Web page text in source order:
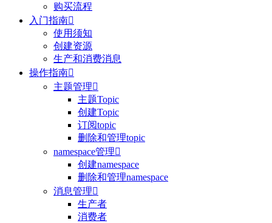
购买流程
入门指南
使用须知
创建资源
生产和消费消息
操作指南
主题管理
主题Topic
创建Topic
订阅topic
删除和管理topic
namespace管理
创建namespace
删除和管理namespace
消息管理
生产者
消费者